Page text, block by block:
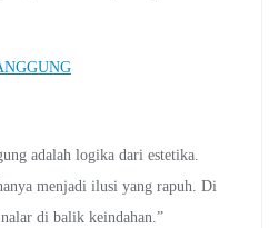
adalah logika dari estetika.
menjadi ilusi yang rapuh. Di
di balik keindahan.”